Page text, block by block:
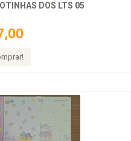
DOS LTS 05